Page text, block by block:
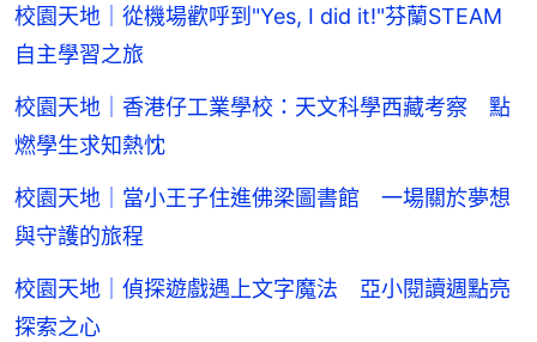
校園天地｜從機場歡呼到"Yes, I did it!"芬蘭STEAM
自主學習之旅
校園天地｜香港仔工業學校：天文科學西藏考察 點
燃學生求知熱忱
校園天地｜當小王子住進佛梁圖書館 一場關於夢想
與守護的旅程
校園天地｜偵探遊戲遇上文字魔法 亞小閱讀週點亮
探索之心